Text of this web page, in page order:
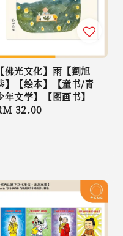
【佛光文化】雨【劉旭
】【绘本】【童书/青
年文学】【图画书】
32.00